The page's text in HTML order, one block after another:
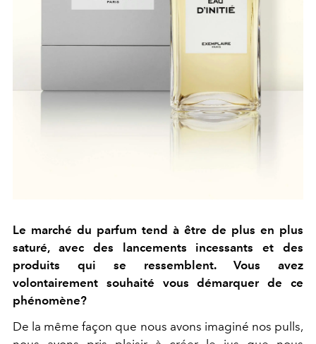
Le marché du parfum tend à être de plus en plus
saturé, avec des lancements incessants et des
produits qui se ressemblent. Vous avez
volontairement souhaité vous démarquer de ce
phénomène?
De la même façon que nous avons imaginé nos pulls,